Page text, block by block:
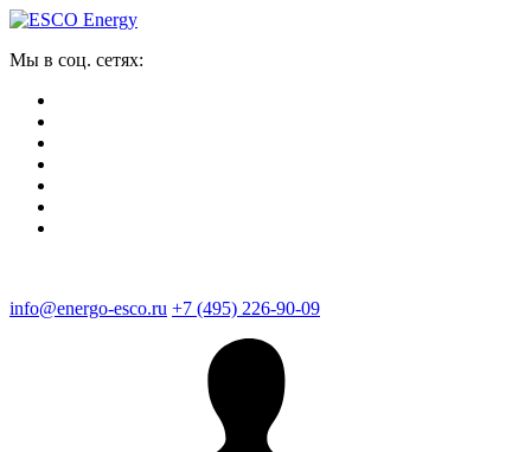
Мы в соц. сетях:
info@energo-esco.ru +7 (495) 226-90-09